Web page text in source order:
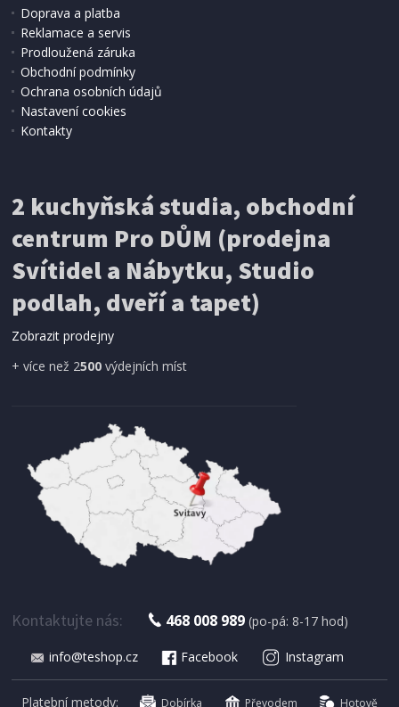
199 Kč Přidat do košíku
SÍŤ PROTI HMYZU
ProGarden KO-CY5910600 Síť proti hmyzu do
dveří magnetická 210 x 100 cm
179 Kč
SUŠIČKA OVOCE S ČASOVAČEM
Concept SO 1060 In Time
Doprava a platba
Reklamace a servis
Prodloužená záruka
Obchodní podmínky
Ochrana osobních údajů
Nastavení cookies
Kontakty
2 kuchyňská studia, obchodní
centrum Pro DŮM (prodejna
Svítidel a Nábytku, Studio
podlah, dveří a tapet)
Zobrazit prodejny
+ více než 2500 výdejních míst
Kontaktujte nás: 468 008 989 (po-pá: 8-17 hod)
info@teshop.cz Facebook Instagram
Platební metody: Dobírka Převodem Hotově